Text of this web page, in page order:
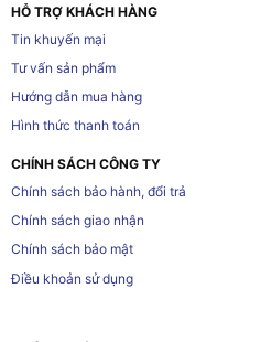
HỖ TRỢ KHÁCH HÀNG
Tin khuyến mại
Tư vấn sản phẩm
Hướng dẫn mua hàng
Hình thức thanh toán
CHÍNH SÁCH CÔNG TY
Chính sách bảo hành, đổi trả
Chính sách giao nhận
Chính sách bảo mật
Điều khoản sử dụng